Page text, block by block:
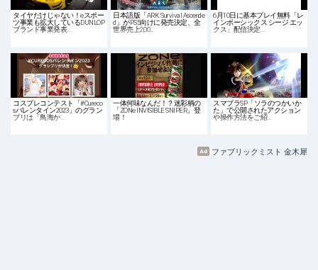
タイヤだけじゃない！eスポー
ツ事業も拡大しているDUNLOP
ブランド事業発表…
日本語版「ARK: Survival Ascende
d」がPS5向けに発売決定、全
世界売上2,00…
6月10日に基本プレイ無料「レ
インボーシックス シージ エッ
クス」配信決定…
コスプレコンテスト「#Cureco
sバレンタイン2023」のグラン
プリは「鳥海か…
一体何味なんだ！？迷彩柄の
「ZONe INVISIBLE SNIPER」登
場！
スマブラSP「ソラのつかいか
た」で公開されたアクション
や操作方法をご紹…
ファブリックミスト 金木犀